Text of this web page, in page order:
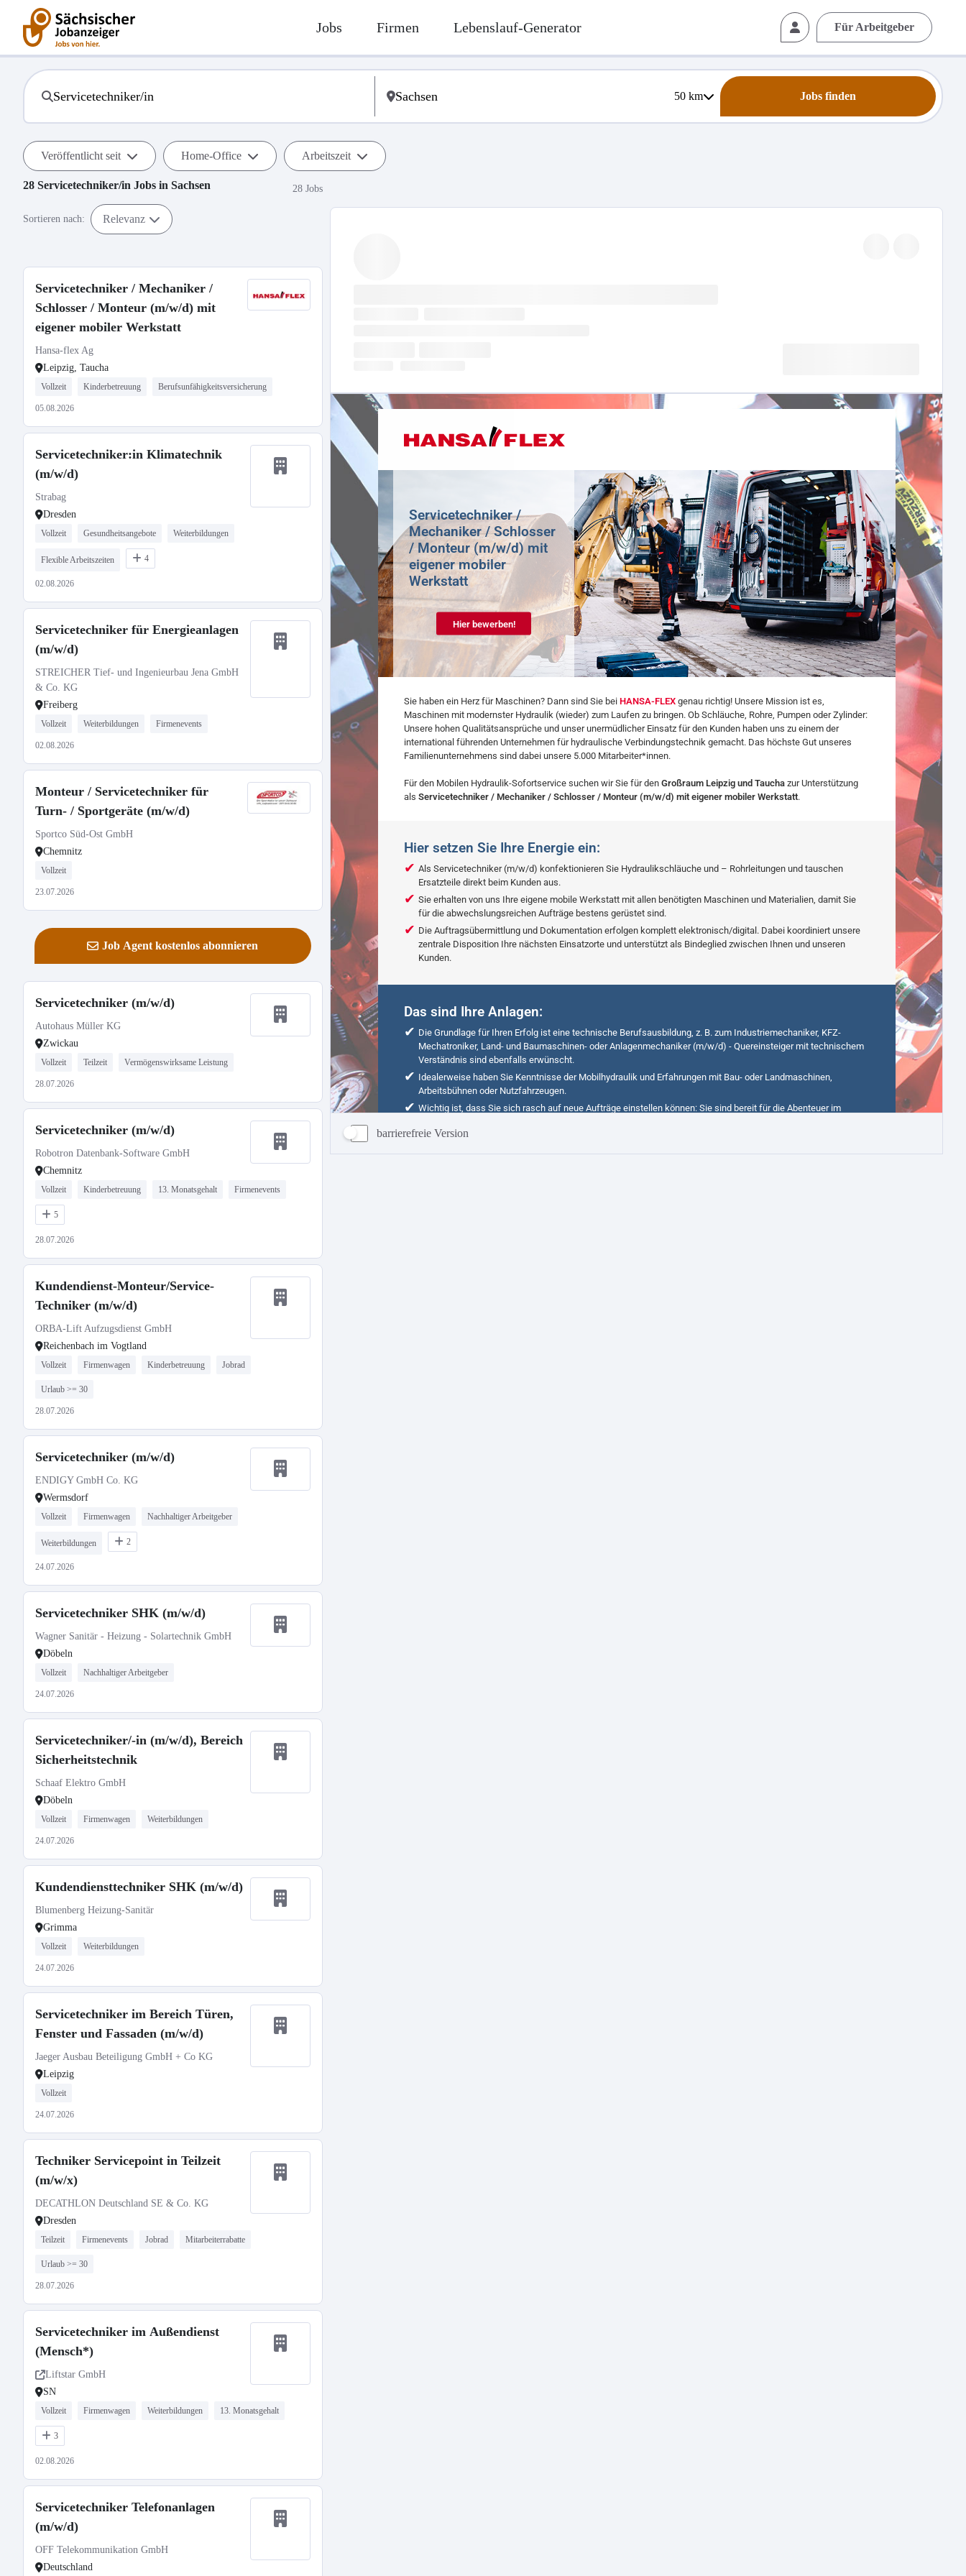
Jobs Firmen Lebenslauf-Generator Für Arbeitgeber
50km Jobs finden
Veröffentlicht seit Home-Office Arbeitszeit
28 Servicetechniker/in Jobs in Sachsen 28 Jobs
Sortieren nach: Relevanz
Servicetechniker / Mechaniker /
Schlosser / Monteur (m/w/d) mit
eigener mobiler Werkstatt
Hansa-flex Ag
Leipzig, Taucha
Vollzeit Kinderbetreuung Berufsunfähigkeitsversicherung
05.08.2026
Servicetechniker:in Klimatechnik
(m/w/d)
Strabag
Dresden
Vollzeit Gesundheitsangebote Weiterbildungen
Flexible Arbeitszeiten 4
02.08.2026
Servicetechniker für Energieanlagen
(m/w/d)
STREICHER Tief- und Ingenieurbau Jena GmbH
& Co. KG
Freiberg
Vollzeit Weiterbildungen Firmenevents
02.08.2026
Monteur / Servicetechniker für
Turn- / Sportgeräte (m/w/d)
Sportco Süd-Ost GmbH
Chemnitz
Vollzeit
23.07.2026
Job Agent kostenlos abonnieren
Servicetechniker (m/w/d)
Autohaus Müller KG
Zwickau
Vollzeit Teilzeit Vermögenswirksame Leistung
28.07.2026
Servicetechniker (m/w/d)
Robotron Datenbank-Software GmbH
Chemnitz
Vollzeit Kinderbetreuung 13. Monatsgehalt Firmenevents
5
28.07.2026
Kundendienst-Monteur/Service-
Techniker (m/w/d)
ORBA-Lift Aufzugsdienst GmbH
Reichenbach im Vogtland
Vollzeit Firmenwagen Kinderbetreuung Jobrad
Urlaub >= 30
28.07.2026
Servicetechniker (m/w/d)
ENDIGY GmbH Co. KG
Wermsdorf
Vollzeit Firmenwagen Nachhaltiger Arbeitgeber
Weiterbildungen 2
24.07.2026
Servicetechniker SHK (m/w/d)
Wagner Sanitär - Heizung - Solartechnik GmbH
Döbeln
Vollzeit Nachhaltiger Arbeitgeber
24.07.2026
Servicetechniker/-in (m/w/d), Bereich
Sicherheitstechnik
Schaaf Elektro GmbH
Döbeln
Vollzeit Firmenwagen Weiterbildungen
24.07.2026
Kundendiensttechniker SHK (m/w/d)
Blumenberg Heizung-Sanitär
Grimma
Vollzeit Weiterbildungen
24.07.2026
Servicetechniker im Bereich Türen,
Fenster und Fassaden (m/w/d)
Jaeger Ausbau Beteiligung GmbH + Co KG
Leipzig
Vollzeit
24.07.2026
Techniker Servicepoint in Teilzeit
(m/w/x)
DECATHLON Deutschland SE & Co. KG
Dresden
Teilzeit Firmenevents Jobrad Mitarbeiterrabatte
Urlaub >= 30
28.07.2026
Servicetechniker im Außendienst
(Mensch*)
Liftstar GmbH
SN
Vollzeit Firmenwagen Weiterbildungen 13. Monatsgehalt
3
02.08.2026
Servicetechniker Telefonanlagen
(m/w/d)
OFF Telekommunikation GmbH
Deutschland
barrierefreie Version